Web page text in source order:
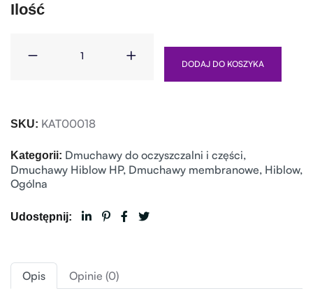
Ilość
DODAJ DO KOSZYKA
SKU: KAT00018
Kategorii: Dmuchawy do oczyszczalni i części,
Dmuchawy Hiblow HP, Dmuchawy membranowe, Hiblow,
Ogólna
Udostępnij:
Opis Opinie (0)